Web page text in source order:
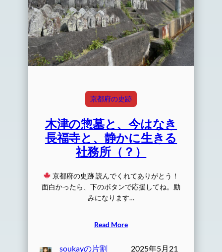
京都府の史跡
木津の惣墓と、今はなき
長福寺と、静かに生きる
社務所（？）
京都府の史跡 読んでくれてありがとう！
面白かったら、下のボタンで応援してね。励
みになります…
Read More
soukayの片割
2025年5月21